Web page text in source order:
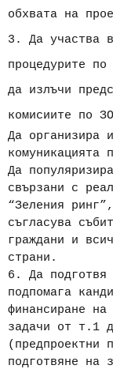
обхвата на
3. Да участва
процедурите
да излъчи
комисиите по
Да организира
комуникацията
Да
свързани с
“Зеления
съгласува
граждани и
страни.
6. Да подготвя
подпомага
финансиране на
задачи от т.1
(предпроектни
подготвяне на